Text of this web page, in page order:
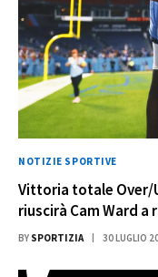
NOTIZIE SPORTIVE
Vittoria totale Over/
riuscirà Cam Ward
BY SPORTIZIA 30 LUGLIO